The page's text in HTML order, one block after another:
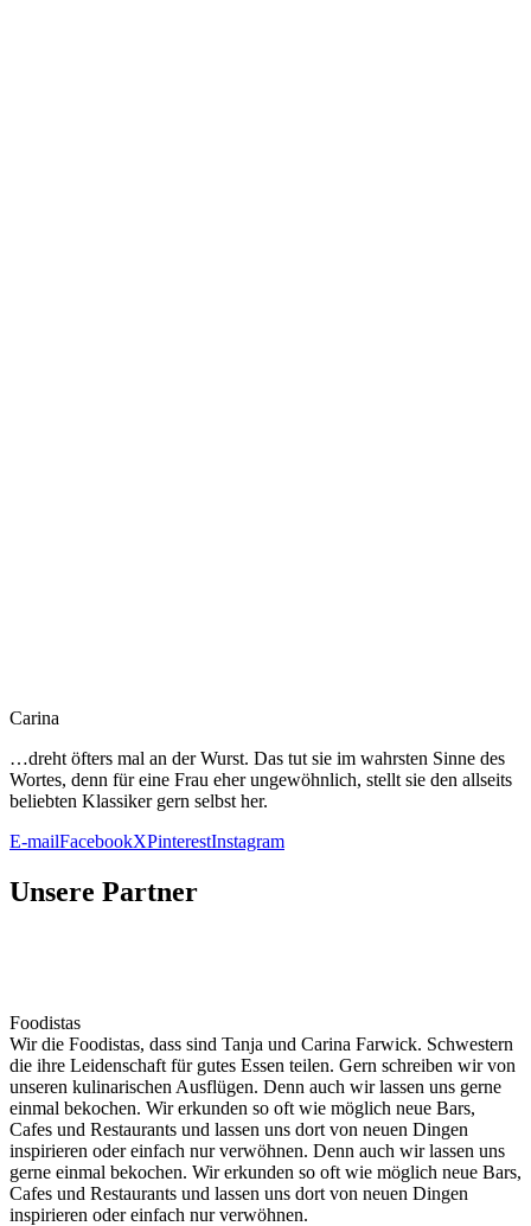
Carina
…dreht öfters mal an der Wurst. Das tut sie im wahrs­ten Sin­ne des
Wor­tes, denn für eine Frau eher unge­wöhn­lich, stellt sie den all­seits
belieb­ten Klas­si­ker gern selbst her.
E-mailFacebookXPinterestInstagram
Unsere Partner
Foodistas
Wir die Foodistas, dass sind Tanja und Carina Farwick. Schwestern
die ihre Leidenschaft für gutes Essen teilen. Gern schreiben wir von
unseren kulinarischen Ausflügen. Denn auch wir lassen uns gerne
einmal bekochen. Wir erkunden so oft wie möglich neue Bars,
Cafes und Restaurants und lassen uns dort von neuen Dingen
inspirieren oder einfach nur verwöhnen. Denn auch wir lassen uns
gerne einmal bekochen. Wir erkunden so oft wie möglich neue Bars,
Cafes und Restaurants und lassen uns dort von neuen Dingen
inspirieren oder einfach nur verwöhnen.